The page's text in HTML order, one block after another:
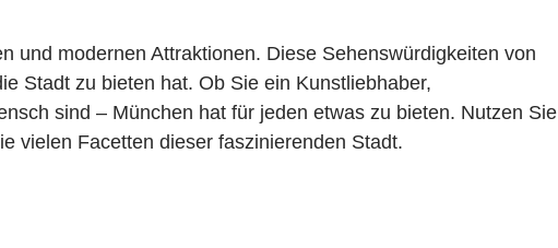
und modernen Attraktionen. Diese Sehenswürdigkeiten von
Stadt zu bieten hat. Ob Sie ein Kunstliebhaber,
sind – München hat für jeden etwas zu bieten. Nutzen Sie
vielen Facetten dieser faszinierenden Stadt.